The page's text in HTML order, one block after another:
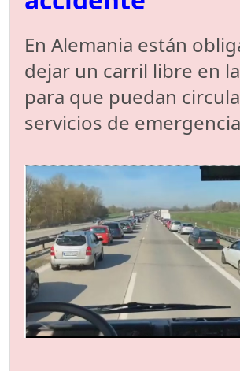
En Alemania están
dejar un carril libre en
para que puedan
servicios de